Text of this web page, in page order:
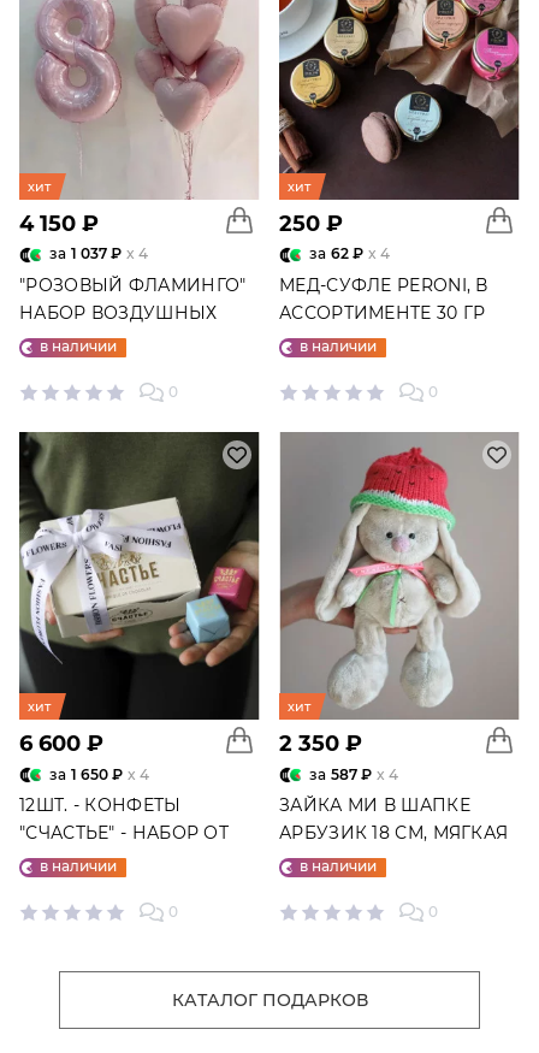
хит
4 150 ₽
за 1 037 ₽ x 4
"РОЗОВЫЙ ФЛАМИНГО"
НАБОР ВОЗДУШНЫХ
ШАРОВ №25
в наличии
0
хит
250 ₽
за 62 ₽ x 4
МЕД-СУФЛЕ PERONI, В
АССОРТИМЕНТЕ 30 ГР
в наличии
0
хит
6 600 ₽
за 1 650 ₽ x 4
12ШТ. - КОНФЕТЫ
"СЧАСТЬЕ" - НАБОР ОТ
"ФАБРИКИ СЧАСТЬЕ"
в наличии
0
хит
2 350 ₽
за 587 ₽ x 4
ЗАЙКА МИ В ШАПКЕ
АРБУЗИК 18 СМ, МЯГКАЯ
ИГРУШКА
в наличии
0
КАТАЛОГ ПОДАРКОВ